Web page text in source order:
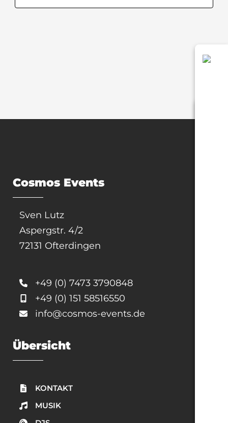
Cosmos Events
Sven Lutz
Aspergstr. 4/2
72131 Ofterdingen
+49 (0) 7473 3790848
+49 (0) 151 58516550
info@cosmos-events.de
Übersicht
KONTAKT
MUSIK